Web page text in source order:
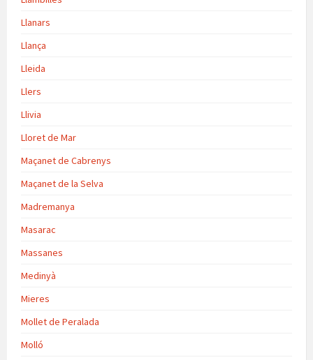
Llanars
Llança
Lleida
Llers
Llivia
Lloret de Mar
Maçanet de Cabrenys
Maçanet de la Selva
Madremanya
Masarac
Massanes
Medinyà
Mieres
Mollet de Peralada
Molló